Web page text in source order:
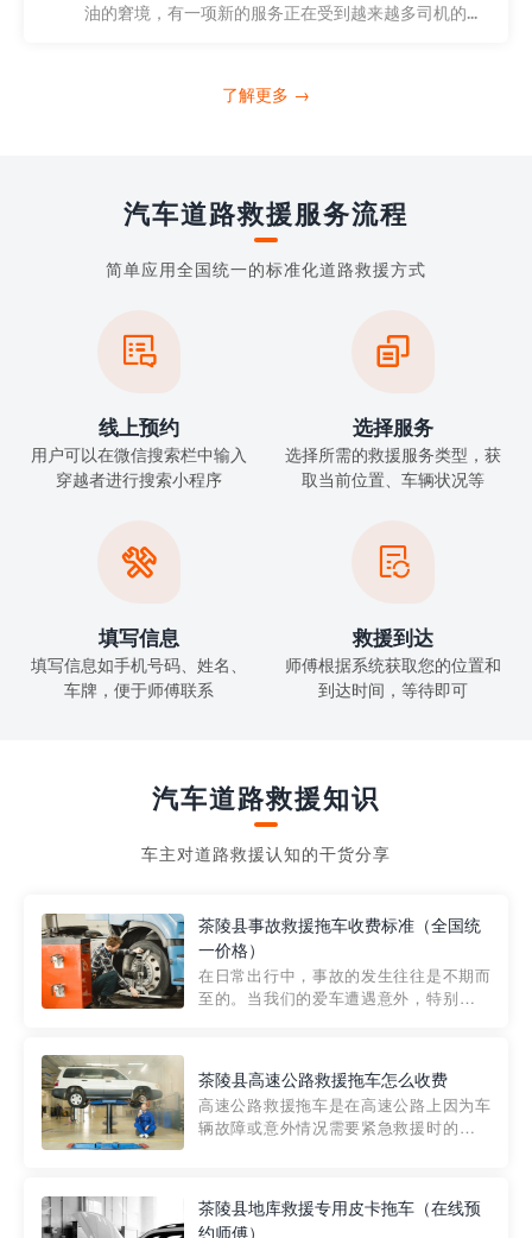
油的窘境，有一项新的服务正在受到越来越多司机的...
了解更多 →
汽车道路救援服务流程
简单应用全国统一的标准化道路救援方式

线上预约
用户可以在微信搜索栏中输入
穿越者进行搜索小程序

选择服务
选择所需的救援服务类型，获
取当前位置、车辆状况等

填写信息
填写信息如手机号码、姓名、
车牌，便于师傅联系

救援到达
师傅根据系统获取您的位置和
到达时间，等待即可
汽车道路救援知识
车主对道路救援认知的干货分享
茶陵县事故救援拖车收费标准（全国统
一价格）
在日常出行中，事故的发生往往是不期而
至的。当我们的爱车遭遇意外，特别是在
细解析一下市区事故救援拖车的收费标
准，以及在选用拖车服务时应注...
茶陵县高速公路救援拖车怎么收费
高速公路救援拖车是在高速公路上因为车
辆故障或意外情况需要紧急救援时的必备
路救援拖车的收费标准是由当地交通管理
茶陵县地库救援专用皮卡拖车（在线预
约师傅）